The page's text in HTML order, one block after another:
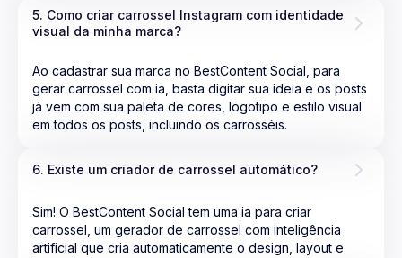
5. Como criar carrossel Instagram com identidade
visual da minha marca?
Ao cadastrar sua marca no BestContent Social, para
gerar carrossel com ia, basta digitar sua ideia e os posts
já vem com sua paleta de cores, logotipo e estilo visual
em todos os posts, incluindo os carrosséis.
6. Existe um criador de carrossel automático?
Sim! O BestContent Social tem uma ia para criar
carrossel, um gerador de carrossel com inteligência
artificial que cria automaticamente o design, layout e